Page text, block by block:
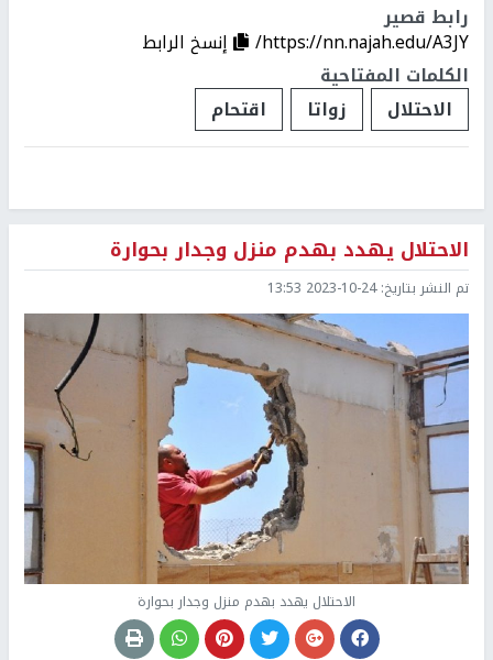
رابط قصير
https://nn.najah.edu/A3JY/
إنسخ الرابط
الكلمات المفتاحية
الاحتلال
زواتا اقتحام
الاحتلال يهدد بهدم منزل وجدار بحوارة
تم النشر بتاريخ:2023-10-24 13:53
الاحتلال يهدد بهدم منزل وجدار بحوارة